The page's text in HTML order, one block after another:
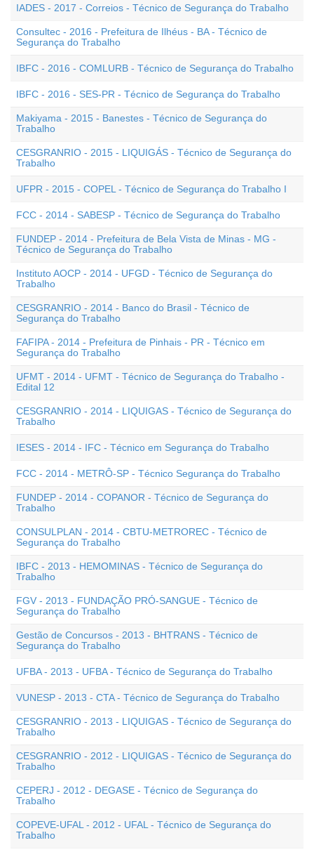
IADES - 2017 - Correios - Técnico de Segurança do Trabalho
Consultec - 2016 - Prefeitura de Ilhéus - BA - Técnico de
Segurança do Trabalho
IBFC - 2016 - COMLURB - Técnico de Segurança do Trabalho
IBFC - 2016 - SES-PR - Técnico de Segurança do Trabalho
Makiyama - 2015 - Banestes - Técnico de Segurança do
Trabalho
CESGRANRIO - 2015 - LIQUIGÁS - Técnico de Segurança do
Trabalho
UFPR - 2015 - COPEL - Técnico de Segurança do Trabalho I
FCC - 2014 - SABESP - Técnico de Segurança do Trabalho
FUNDEP - 2014 - Prefeitura de Bela Vista de Minas - MG -
Técnico de Segurança do Trabalho
Instituto AOCP - 2014 - UFGD - Técnico de Segurança do
Trabalho
CESGRANRIO - 2014 - Banco do Brasil - Técnico de
Segurança do Trabalho
FAFIPA - 2014 - Prefeitura de Pinhais - PR - Técnico em
Segurança do Trabalho
UFMT - 2014 - UFMT - Técnico de Segurança do Trabalho -
Edital 12
CESGRANRIO - 2014 - LIQUIGAS - Técnico de Segurança do
Trabalho
IESES - 2014 - IFC - Técnico em Segurança do Trabalho
FCC - 2014 - METRÔ-SP - Técnico Segurança do Trabalho
FUNDEP - 2014 - COPANOR - Técnico de Segurança do
Trabalho
CONSULPLAN - 2014 - CBTU-METROREC - Técnico de
Segurança do Trabalho
IBFC - 2013 - HEMOMINAS - Técnico de Segurança do
Trabalho
FGV - 2013 - FUNDAÇÃO PRÓ-SANGUE - Técnico de
Segurança do Trabalho
Gestão de Concursos - 2013 - BHTRANS - Técnico de
Segurança do Trabalho
UFBA - 2013 - UFBA - Técnico de Segurança do Trabalho
VUNESP - 2013 - CTA - Técnico de Segurança do Trabalho
CESGRANRIO - 2013 - LIQUIGAS - Técnico de Segurança do
Trabalho
CESGRANRIO - 2012 - LIQUIGAS - Técnico de Segurança do
Trabalho
CEPERJ - 2012 - DEGASE - Técnico de Segurança do
Trabalho
COPEVE-UFAL - 2012 - UFAL - Técnico de Segurança do
Trabalho